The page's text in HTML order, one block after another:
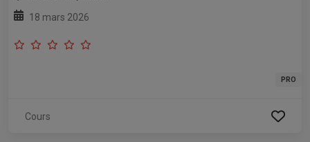
18 mars 2026
PRO
Cours